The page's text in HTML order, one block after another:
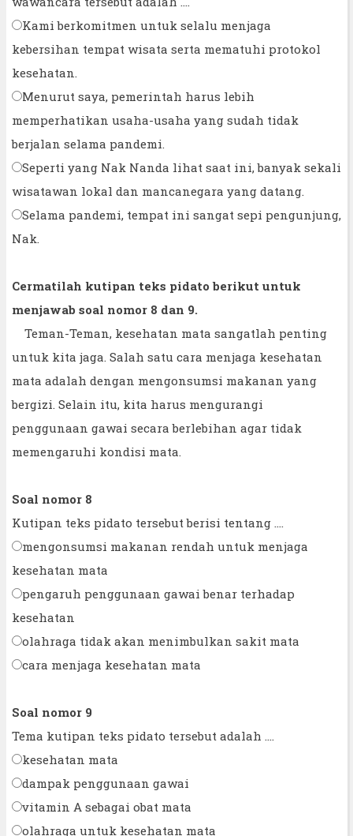
Kami berkomitmen untuk selalu menjaga
kebersihan tempat wisata serta mematuhi protokol
kesehatan.
Menurut saya, pemerintah harus lebih
memperhatikan usaha-usaha yang sudah tidak
berjalan selama pandemi.
Seperti yang Nak Nanda lihat saat ini, banyak sekali
wisatawan lokal dan mancanegara yang datang.
Selama pandemi, tempat ini sangat sepi pengunjung,
Nak.
Cermatilah kutipan teks pidato berikut untuk
menjawab soal nomor 8 dan 9.
Teman-Teman, kesehatan mata sangatlah penting
untuk kita jaga. Salah satu cara menjaga kesehatan
mata adalah dengan mengonsumsi makanan yang
bergizi. Selain itu, kita harus mengurangi
penggunaan gawai secara berlebihan agar tidak
memengaruhi kondisi mata.
Soal nomor 8
Kutipan teks pidato tersebut berisi tentang ....
mengonsumsi makanan rendah untuk menjaga
kesehatan mata
pengaruh penggunaan gawai benar terhadap
kesehatan
olahraga tidak akan menimbulkan sakit mata
cara menjaga kesehatan mata
Soal nomor 9
Tema kutipan teks pidato tersebut adalah ....
kesehatan mata
dampak penggunaan gawai
vitamin A sebagai obat mata
olahraga untuk kesehatan mata